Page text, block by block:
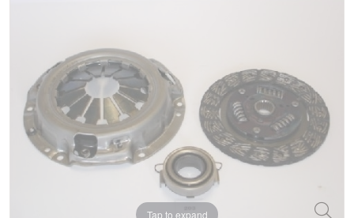
Tap to expand